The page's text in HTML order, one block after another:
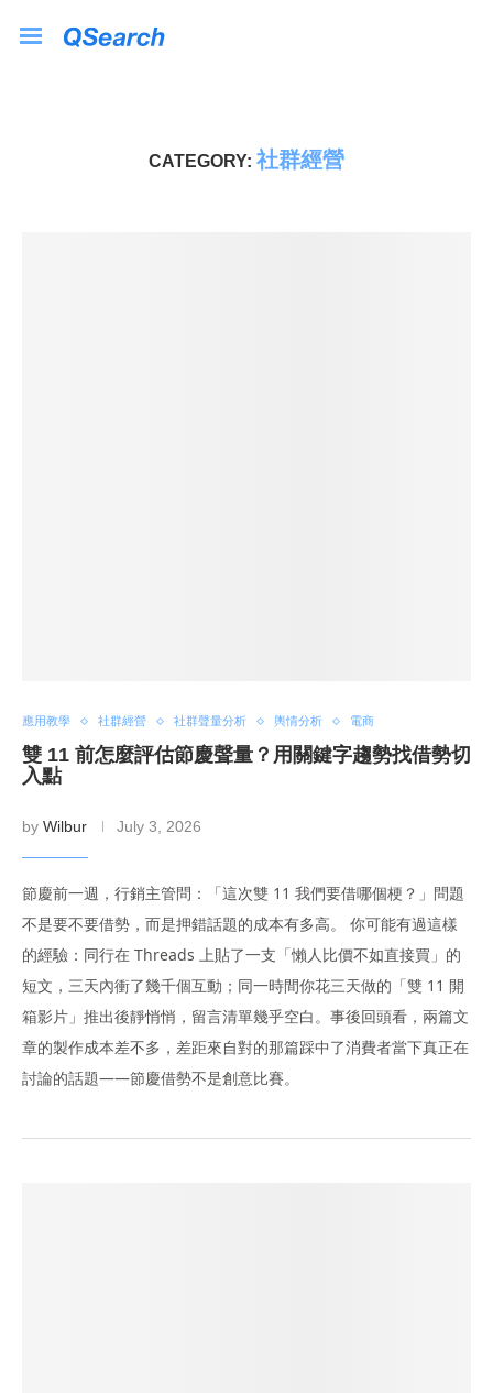
CATEGORY: 社群經營
應用教學 社群經營 社群聲量分析 輿情分析 電商
雙 11 前怎麼評估節慶聲量？用關鍵字趨勢找借勢切
入點
by Wilbur July 3, 2026
節慶前一週，行銷主管問：「這次雙 11 我們要借哪個梗？」問題
不是要不要借勢，而是押錯話題的成本有多高。 你可能有過這樣
的經驗：同行在 Threads 上貼了一支「懶人比價不如直接買」的
短文，三天內衝了幾千個互動；同一時間你花三天做的「雙 11 開
箱影片」推出後靜悄悄，留言清單幾乎空白。事後回頭看，兩篇文
章的製作成本差不多，差距來自對的那篇踩中了消費者當下真正在
討論的話題——節慶借勢不是創意比賽。